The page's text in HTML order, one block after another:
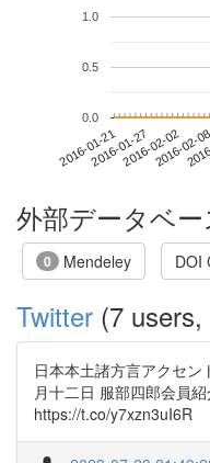
2016-01-212016-01-272016-02-02
2016-02-
0.0
0.5
1.0
外部データベ
0 Mendeley DOI
Twitter (7
日本本土諸方言アクセ
月十二日 服部四郎会員
https://t.co/y7xzn3uI6R